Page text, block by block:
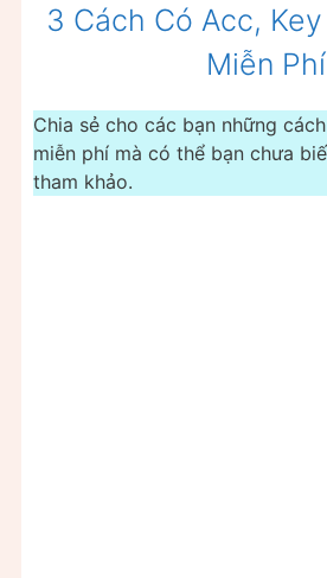
3 Cách Có Acc,
Miễn Phí
Chia sẻ cho các bạn những
miễn phí mà có thể bạn chưa
tham khảo.